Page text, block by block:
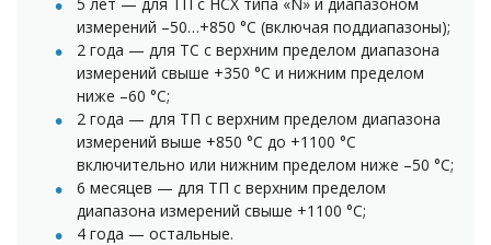
измерений –50…+850 °С (включая поддиапазоны);
2 года — для ТС с верхним пределом диапазона
измерений свыше +350 °С и нижним пределом
ниже –60 °С;
2 года — для ТП с верхним пределом диапазона
измерений выше +850 °С до +1100 °С
включительно или нижним пределом ниже –50 °С;
6 месяцев — для ТП с верхним пределом
диапазона измерений свыше +1100 °С;
4 года — остальные.